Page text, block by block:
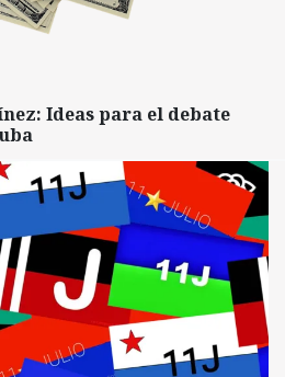
Ideas para el debate